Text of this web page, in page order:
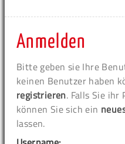
Anmelden
Bitte geben sie Ihre
keinen Benutzer haben
registrieren. Falls Sie ihr
können Sie sich ein
lassen.